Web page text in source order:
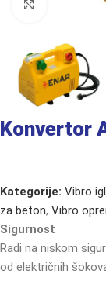
Click to
Konvertor
Kategorije: Vibro
za beton, Vibro
Sigurnost
Radi na niskom
od električnih